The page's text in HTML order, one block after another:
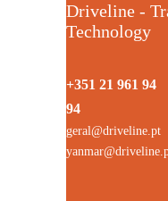
Driveline -
Technology
+351 21 961 94
94
geral@driveline.pt